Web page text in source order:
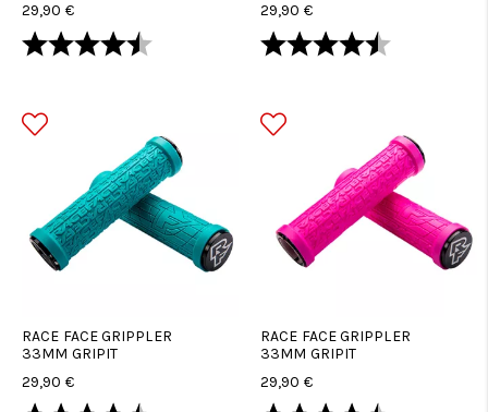
29,90 €
Arvio: 4.4 5:sta tähdestä
29,90 €
Arvio:
RACE FACE GRIPPLER
33MM GRIPIT
29,90 €
RACE FACE GRIPPLER
33MM GRIPIT
29,90 €